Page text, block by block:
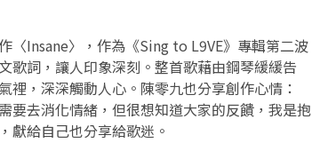
〈Insane〉，作為《Sing to L9VE》專輯第二波
歌詞，讓人印象深刻。整首歌藉由鋼琴緩緩告
，深深觸動人心。陳零九也分享創作心情：
要去消化情緒，但很想知道大家的反饋，我是抱
獻給自己也分享給歌迷。